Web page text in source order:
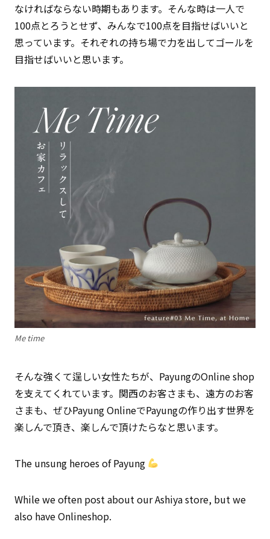
なければならない時期もあります。そんな時は一人で
100点とろうとせず、みんなで100点を目指せばいいと
思っています。それぞれの持ち場で力を出してゴールを
目指せばいいと思います。
Me time
そんな強くて逞しい女性たちが、PayungのOnline shop
を支えてくれています。関西のお客さまも、遠方のお客
さまも、ぜひPayung OnlineでPayungの作り出す世界を
楽しんで頂き、楽しんで頂けたらなと思います。
The unsung heroes of Payung
While we often post about our Ashiya store, but we
also have Onlineshop.